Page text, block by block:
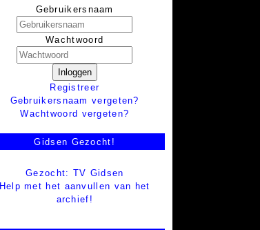
Gebruikersnaam
Wachtwoord
Inloggen
Registreer
Gebruikersnaam vergeten?
Wachtwoord vergeten?
Gidsen Gezocht!
Gezocht: TV Gidsen
Help met het aanvullen van het
archief!